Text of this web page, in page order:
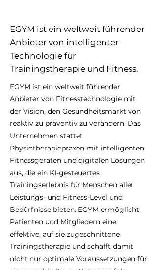
EGYM ist ein weltweit führender
Anbieter von intelligenter
Technologie für
Trainingstherapie und Fitness.
EGYM ist ein weltweit führender
Anbieter von Fitnesstechnologie mit
der Vision, den Gesundheitsmarkt von
reaktiv zu präventiv zu verändern. Das
Unternehmen stattet
Physiotherapiepraxen mit intelligenten
Fitnessgeräten und digitalen Lösungen
aus, die ein KI-gesteuertes
Trainingserlebnis für Menschen aller
Leistungs- und Fitness-Level und
Bedürfnisse bieten. EGYM ermöglicht
Patienten und Mitgliedern eine
effektive, auf sie zugeschnittene
Trainingstherapie und schafft damit
nicht nur optimale Voraussetzungen für